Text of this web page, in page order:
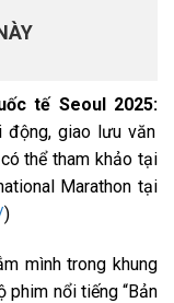
tế Seoul 2025:
động, giao lưu văn
thể tham khảo tại
Marathon tại
)
mình trong khung
phim nổi tiếng “Bản